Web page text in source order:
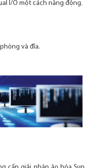
I/O một cách năng động.
và đĩa.